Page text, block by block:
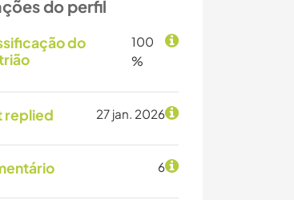
do perfil
do
100
%
replied 27 jan. 2026
6